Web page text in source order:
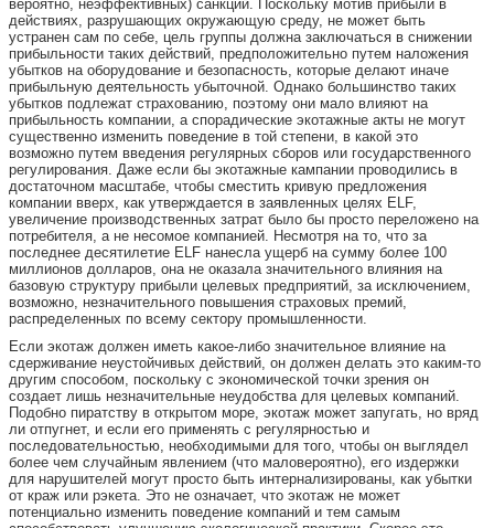
вероятно, неэффективных) санкций. Поскольку мотив прибыли в
действиях, разрушающих окружающую среду, не может быть
устранен сам по себе, цель группы должна заключаться в снижении
прибыльности таких действий, предположительно путем наложения
убытков на оборудование и безопасность, которые делают иначе
прибыльную деятельность убыточной. Однако большинство таких
убытков подлежат страхованию, поэтому они мало влияют на
прибыльность компании, а спорадические экотажные акты не могут
существенно изменить поведение в той степени, в какой это
возможно путем введения регулярных сборов или государственного
регулирования. Даже если бы экотажные кампании проводились в
достаточном масштабе, чтобы сместить кривую предложения
компании вверх, как утверждается в заявленных целях ELF,
увеличение производственных затрат было бы просто переложено на
потребителя, а не несомое компанией. Несмотря на то, что за
последнее десятилетие ELF нанесла ущерб на сумму более 100
миллионов долларов, она не оказала значительного влияния на
базовую структуру прибыли целевых предприятий, за исключением,
возможно, незначительного повышения страховых премий,
распределенных по всему сектору промышленности.
Если экотаж должен иметь какое-либо значительное влияние на
сдерживание неустойчивых действий, он должен делать это каким-то
другим способом, поскольку с экономической точки зрения он
создает лишь незначительные неудобства для целевых компаний.
Подобно пиратству в открытом море, экотаж может запугать, но вряд
ли отпугнет, и если его применять с регулярностью и
последовательностью, необходимыми для того, чтобы он выглядел
более чем случайным явлением (что маловероятно), его издержки
для нарушителей могут просто быть интернализированы, как убытки
от краж или рэкета. Это не означает, что экотаж не может
потенциально изменить поведение компаний и тем самым